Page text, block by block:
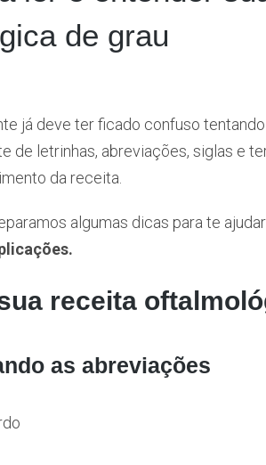
de grau
já deve ter ficado confuso
de letrinhas, abreviações, siglas e
da receita.
algumas dicas para te
receita
as abreviações